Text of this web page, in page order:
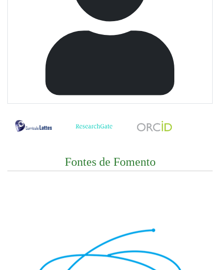
Fontes de Fomento